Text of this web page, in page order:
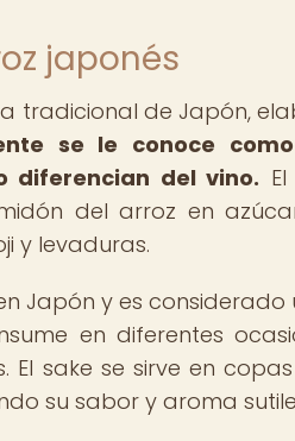
japonés
tradicional de Japón,
se le conoce
diferencian del vino.
del arroz en
y levaduras.
Japón y es
en diferentes
El sake se sirve en
su sabor y aroma